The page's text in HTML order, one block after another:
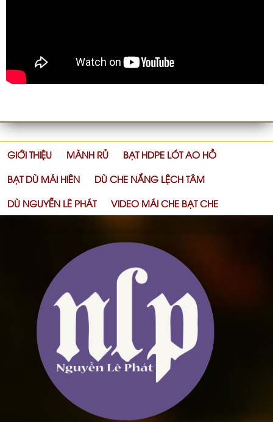
GIỚI THIỆU MÀNH RỦ
BẠT HDPE LÓT AO HỒ
BẠT DÙ MÁI HIÊN
DÙ CHE NẮNG LỆCH TÂM
DÙ NGUYỄN LÊ PHÁT
VIDEO MÁI CHE BẠT CHE